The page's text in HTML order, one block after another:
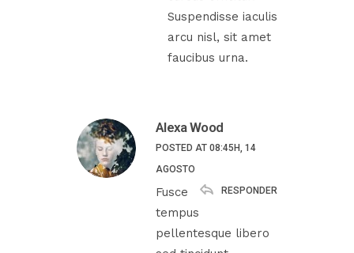
Suspendisse iaculis
arcu nisl, sit amet
faucibus urna.
Alexa Wood
POSTED AT 08:45H, 14
AGOSTO
RESPONDER
Fusce
tempus
pellentesque libero